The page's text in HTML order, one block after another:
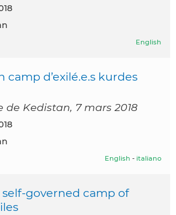
English
camp d’exilé.e.s kurdes
de Kedistan, 7 mars 2018
English - italiano
self-governed camp of